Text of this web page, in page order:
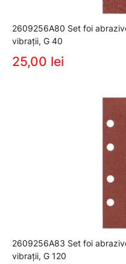
2609256A80 Set foi
vibraţii, G 40
25,00 lei
2609256A83 Set foi
vibraţii, G 120